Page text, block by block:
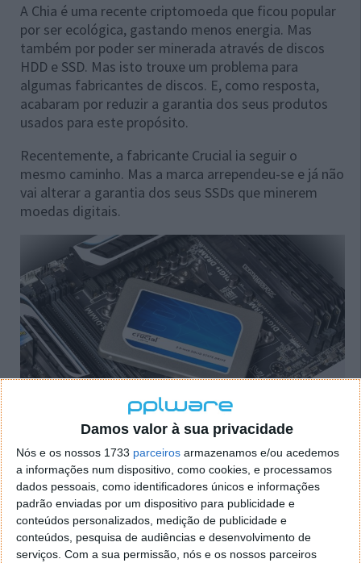
Damos valor à sua privacidade
Nós e os nossos 1733 parceiros armazenamos e/ou acedemos
a informações num dispositivo, como cookies, e processamos
dados pessoais, como identificadores únicos e informações
padrão enviadas por um dispositivo para publicidade e
conteúdos personalizados, medição de publicidade e
conteúdos, pesquisa de audiências e desenvolvimento de
serviços. Com a sua permissão, nós e os nossos parceiros
A Chia é uma recente criptomoeda que ficou popular
por ser ecológica, gastando menos energia. Mas
também por poder ser minerada através de discos
HDD e SSD. Mas isto trouxe um problema para
algumas fabricantes de discos. E, como resposta,
acabaram por reduzir a garantia dos seus produtos
usados para este propósito.
Recentemente, a fabricante Crucial ia seguir o
mesmo caminho. Mas a marca arrependeu-se e já não
vai alterar a garantia dos seus SSDs que minerem
moedas digitais.
Backblaze permite ter a nosso próprio
cultivo de Chia na nuvem
12 JUN 2021 ·CRIPTOMOEDA 1 COMENTÁRIO